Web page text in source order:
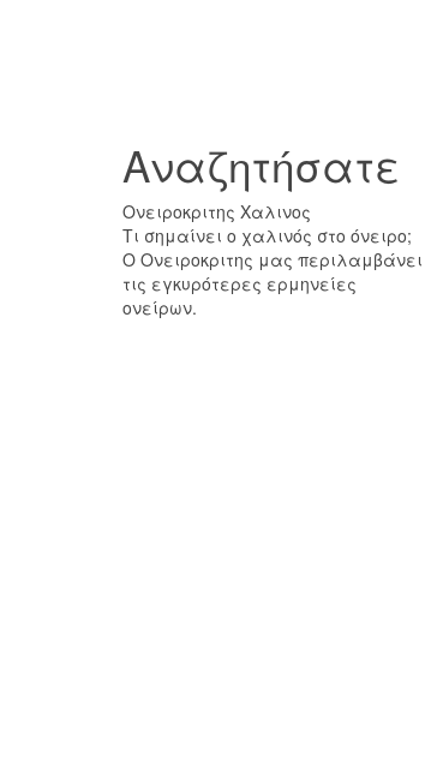
Αναζητήσατε
Ονειροκριτης Χαλινος
Τι σημαίνει ο χαλινός στο όνειρο;
Ο Ονειροκριτης μας περιλαμβάνει
τις εγκυρότερες ερμηνείες
ονείρων.